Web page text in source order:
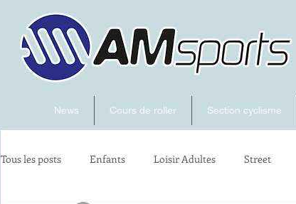
News Cours de roller Section cyclisme
Tous les posts Enfants Loisir Adultes Street